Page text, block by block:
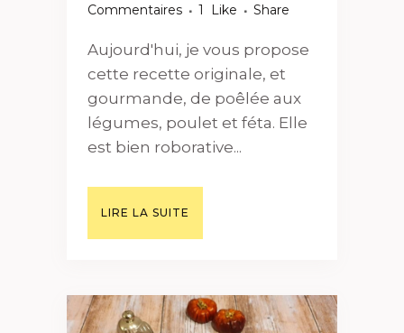
Commentaires
1 Like Share
Aujourd'hui, je vous propose
cette recette originale, et
gourmande, de poêlée aux
légumes, poulet et féta. Elle
est bien roborative...
LIRE LA SUITE